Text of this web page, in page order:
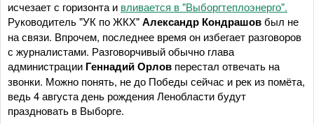
исчезает с горизонта и вливается в "Выборгтеплоэнерго".
Руководитель "УК по ЖКХ"Александр Кондрашовбыл не
на связи. Впрочем, последнее время он избегает разговоров
с журналистами. Разговорчивый обычно глава
администрации Геннадий Орлов перестал отвечать на
звонки. Можно понять, не до Победы сейчас и рек из помёта,
ведь 4 августа день рождения Ленобласти будут
праздновать в Выборге.